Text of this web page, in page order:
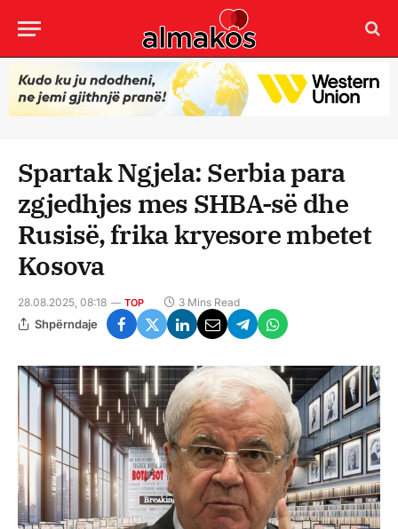
Spartak Ngjela: Serbia para
zgjedhjes mes SHBA-së dhe
Rusisë, frika kryesore mbetet
Kosova
28.08.2025, 08:18 TOP 3 Mins Read
Shpërndaje